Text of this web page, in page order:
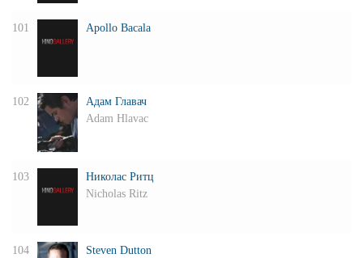
101 Apollo Bacala
102
Адам Главач
Adam Hlavac
103
Николас Ритц
Nicholas Ritz
104 Steven Dutton